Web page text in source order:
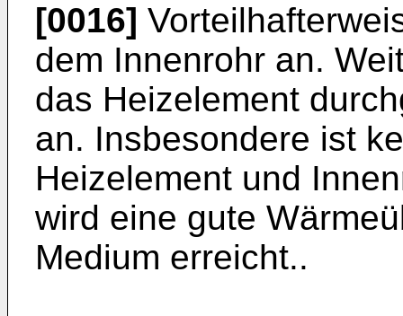
[0016]
dem Innenrohr an.
das Heizelement
an. Insbesondere ist
Heizelement und
wird eine gute
Medium erreicht..